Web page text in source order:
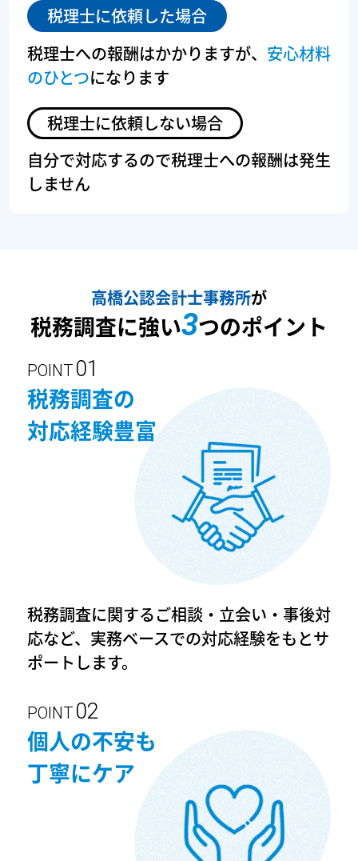
税理士に依頼した場合
税理士への報酬はかかりますが、 安心材料
のひとつになります
税理士に依頼しない場合
自分で対応するので税理士への報酬は発生
しません
高橋公認会計士事務所が
税務調査に強い3つのポイント
POINT
税務調査の
対応経験豊富
税務調査に関するご相談・立会い・事後対
応など、実務ベースでの対応経験をもとサ
ポートします。
POINT
個人の不安も
丁寧にケア